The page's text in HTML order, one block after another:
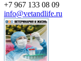
+7 967 133 08 09
info@vetandlife.ru